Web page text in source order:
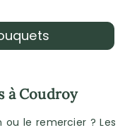
à Coudroy
ou le remercier ? Les